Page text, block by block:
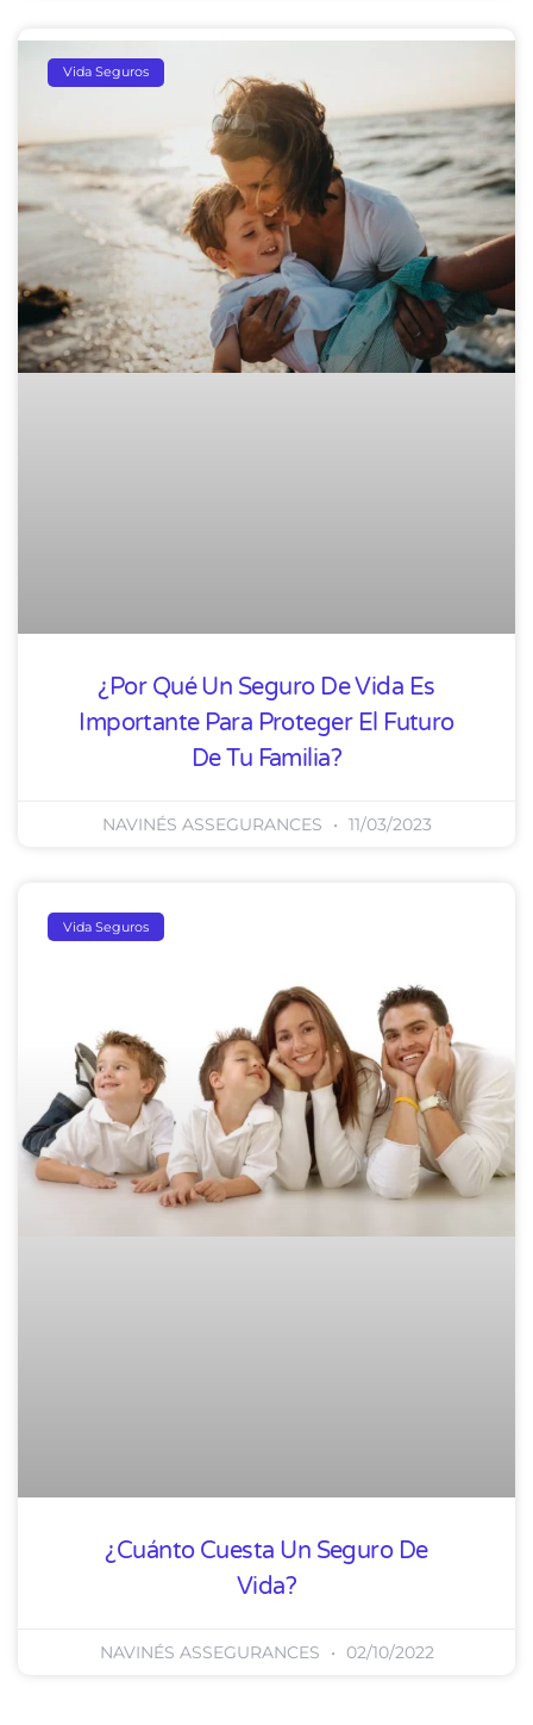
Vida Seguros
¿Por Qué Un Seguro De Vida Es
Importante Para Proteger El Futuro
De Tu Familia?
NAVINÉS ASSEGURANCES 11/03/2023
Vida Seguros
¿Cuánto Cuesta Un Seguro De
Vida?
NAVINÉS ASSEGURANCES 02/10/2022